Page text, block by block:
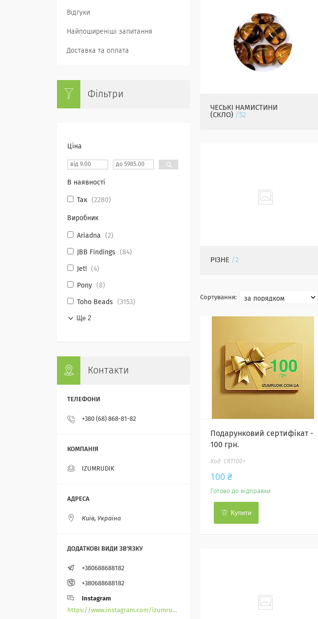
ЧЕСЬКІ НАМИСТИНИ
(СКЛО)
52
РІЗНЕ 2
Подарунковий сертифікат -
100 грн.
CRT100+
100 ₴
Готово до відправки
Купити
Відгуки
Найпоширеніші запитання
Доставка та оплата
Фільтри
Ціна
В наявності
Так 2280
Виробник
Ariadna 2
JBB Findings 84
Jet! 4
Pony 8
Toho Beads 3153
Ще 2
Контакти
+380 (68) 868-81-82
IZUMRUDIK
Київ, Україна
+380688688182
+380688688182
Instagram
https://www.instagram.com/izumrudik_toho_store/